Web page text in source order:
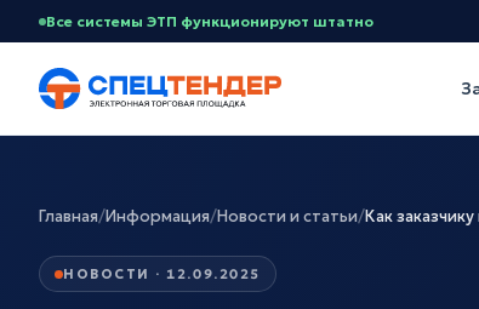
Все системы ЭТП функционируют штатно
Главная/Информация/Новости и статьи/Как
НОВОСТИ · 12.09.2025